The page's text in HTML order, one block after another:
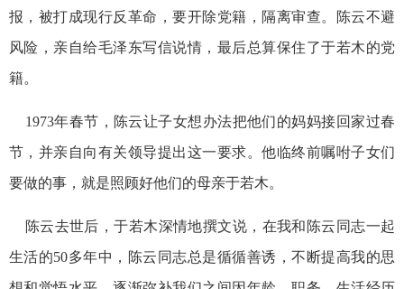
报，被打成现行反革命，要开除党籍，隔离审查。陈云不避
风险，亲自给毛泽东写信说情，最后总算保住了于若木的党
籍。
1973年春节，陈云让子女想办法把他们的妈妈接回家过春
节，并亲自向有关领导提出这一要求。他临终前嘱咐子女们
要做的事，就是照顾好他们的母亲于若木。
陈云去世后，于若木深情地撰文说，在我和陈云同志一起
生活的50多年中，陈云同志总是循循善诱，不断提高我的思